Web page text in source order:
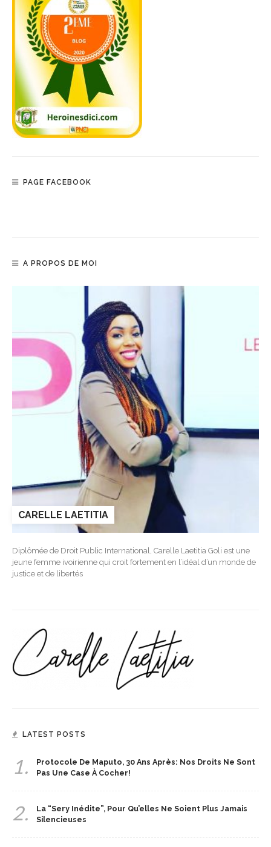
PAGE FACEBOOK
A PROPOS DE MOI
CARELLE LAETITIA
Diplômée de Droit Public International, Carelle Laetitia Goli est une
jeune femme ivoirienne qui croit fortement en l’idéal d’un monde de
justice et de libertés
LATEST POSTS
1.
Protocole De Maputo, 30 Ans Après: Nos Droits Ne Sont
Pas Une Case À Cocher!
2.
La “Sery Inédite”, Pour Qu’elles Ne Soient Plus Jamais
Silencieuses